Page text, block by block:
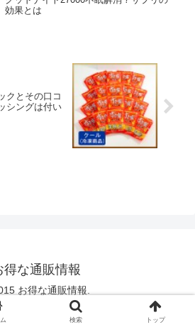
効果とは
クとその口コ
シングは付い
得な通販情報
お得な通販情報.
検索 トップ
Copyprotect